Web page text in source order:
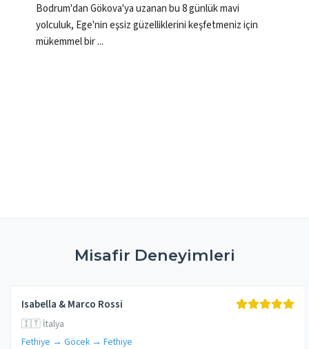
Bu 8 günlük mavi yolculuk, Bodrum'dan başlayarak
Güney Ege'nin büyüleyici Yunan Adaları'nı keşfetmenizi
Misafir Deneyimleri
Isabella & Marco Rossi
🇮🇹 İtalya
Fethiye → Göcek → Fethiye